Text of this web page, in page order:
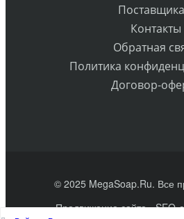
Контакты
Обратная
Политика
Договор-
© 2025 MegaSoap.Ru. Все
Продвижение сайта- SEO-